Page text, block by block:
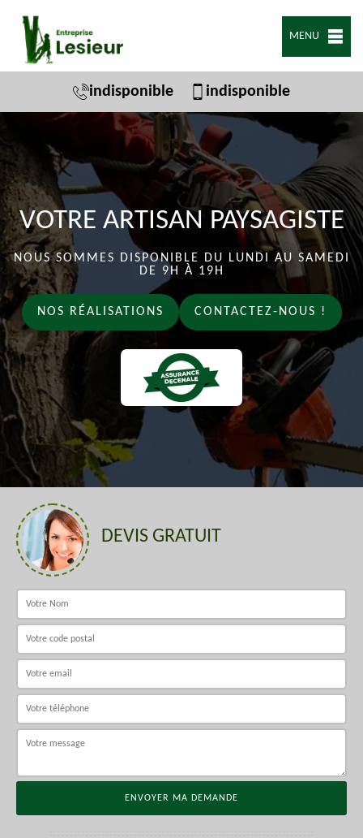
MENU
indisponible indisponible
VOTRE ARTISAN PAYSAGISTE
NOUS SOMMES DISPONIBLE DU LUNDI AU SAMEDI
DE 9H À 19H
NOS RÉALISATIONS CONTACTEZ-NOUS !
DEVIS GRATUIT